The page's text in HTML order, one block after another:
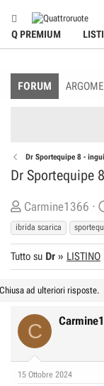
Q PREMIUM
FORUM
Dr Sportequipe 8 -
Dr Sportequipe
C
r
e
a
t
o
e
D
i
s
Carmine1366
ibrida scarica
Tutto su Dr » LISTINO
ad ulteriori risposte.
C
15 Ottobre 2024